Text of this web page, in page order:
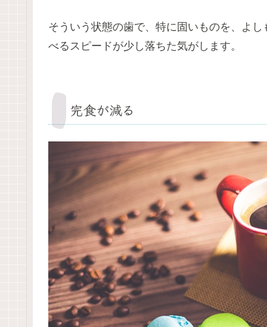
そういう状態の歯で、特に固いものを、よ
べるスピードが少し落ちた気がします。
完食が減る